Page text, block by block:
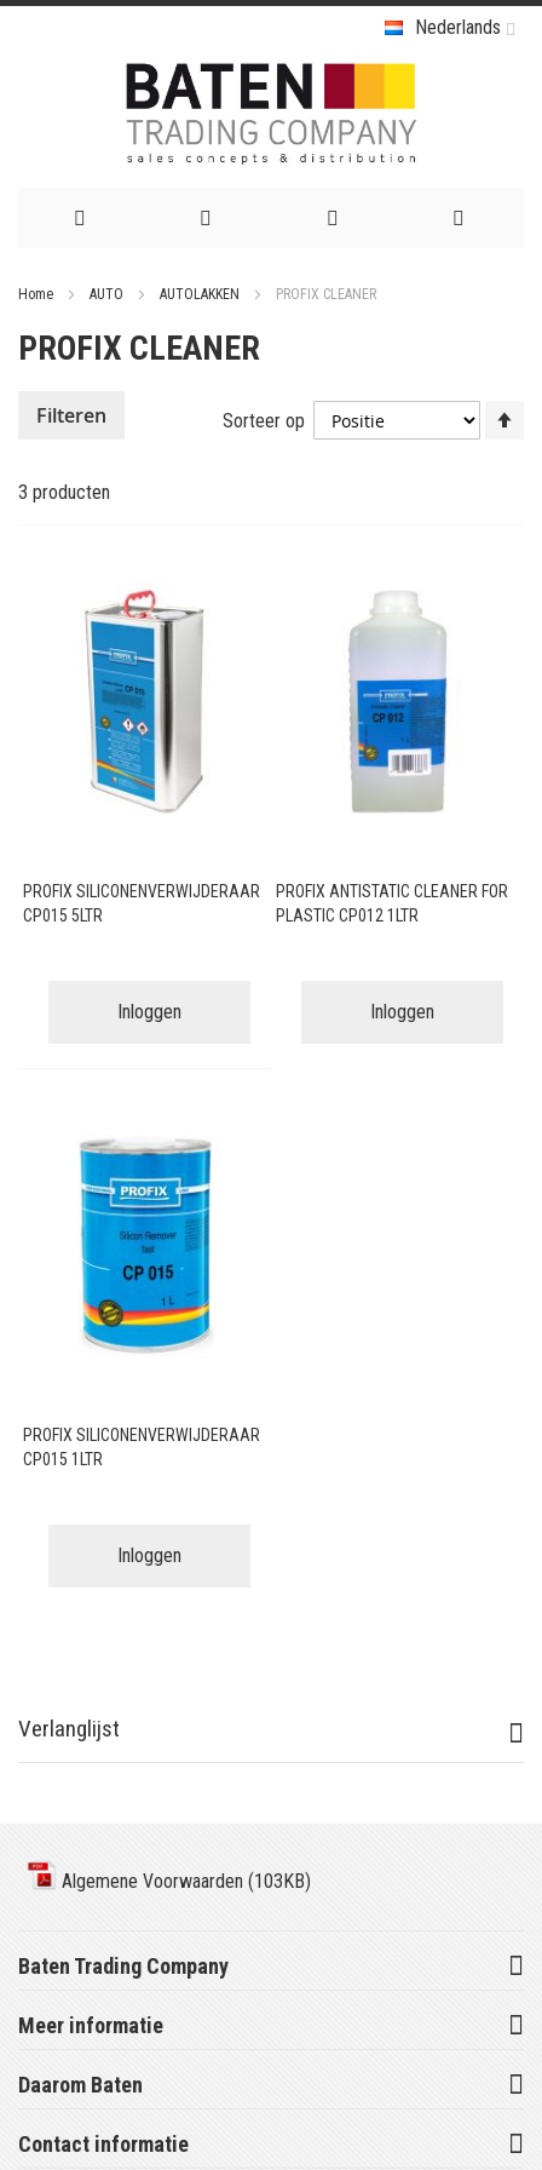
Nederlands
de
Home AUTO AUTOLAKKEN PROFIX CLEANER
PROFIX CLEANER
3 producten
Sorteer op
PROFIX SILICONENVERWIJDERAAR
CP015 5LTR
Inloggen
PROFIX ANTISTATIC CLEANER FOR
PLASTIC CP012 1LTR
Inloggen
PROFIX SILICONENVERWIJDERAAR
CP015 1LTR
Inloggen
Filteren
Verlanglijst
Algemene Voorwaarden (103KB)
Baten Trading Company
Meer informatie
Daarom Baten
Contact informatie